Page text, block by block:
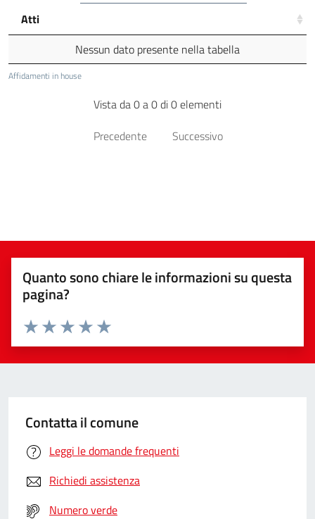
Affidamenti in house
Atti
Nessun dato presente nella tabella
Vista da 0 a 0 di 0 elementi
Precedente
Successivo
Quanto sono chiare le informazioni su questa
pagina?
Valuta da 1 a 5 stelle la pagina
Valuta 5 stelle su 5
Valuta 4 stelle su 5
Valuta 3 stelle su 5
Valuta 2 stelle su 5
Valuta 1 stelle su 5
Contatta il comune
Leggi le domande frequenti
Richiedi assistenza
Numero verde